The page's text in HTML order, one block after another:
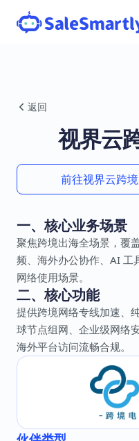
返回
视界云
前往视界云跨
一、核心业务场景
聚焦跨境出海全场景，覆
频、海外办公协作、AI 工
网络使用场景。
二、核心功能
提供跨境网络专线加速、
球节点组网、企业级网络
海外平台访问流畅合规。